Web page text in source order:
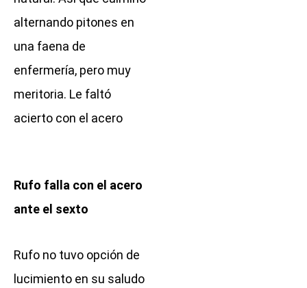
alternando pitones en
una faena de
enfermería, pero muy
meritoria. Le faltó
acierto con el acero
Rufo falla con el acero
ante el sexto
Rufo no tuvo opción de
lucimiento en su saludo